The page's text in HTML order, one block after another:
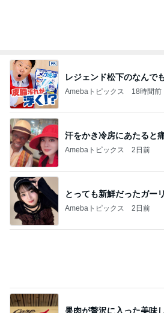
レジェンド松下のなんで
Amebaトピックス 18時間前
汗をかき冷房にあたると
Amebaトピックス 2日前
とっても新鮮だったガー
Amebaトピックス 2日前
果肉が贅沢に入った美味